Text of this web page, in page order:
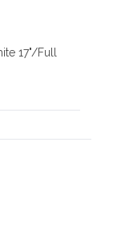
17"/Full